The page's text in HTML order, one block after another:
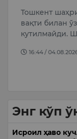
Тошкент
вақти билан
кутилмайди.
16:44 /
Энг кўп
Исроил ҳаво